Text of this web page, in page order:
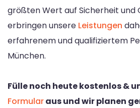
größten Wert auf Sicherheit und
erbringen unsere Leistungen
erfahrenem und qualifiziertem
München.
Fülle noch heute kostenlos &
Formularaus und wir planen